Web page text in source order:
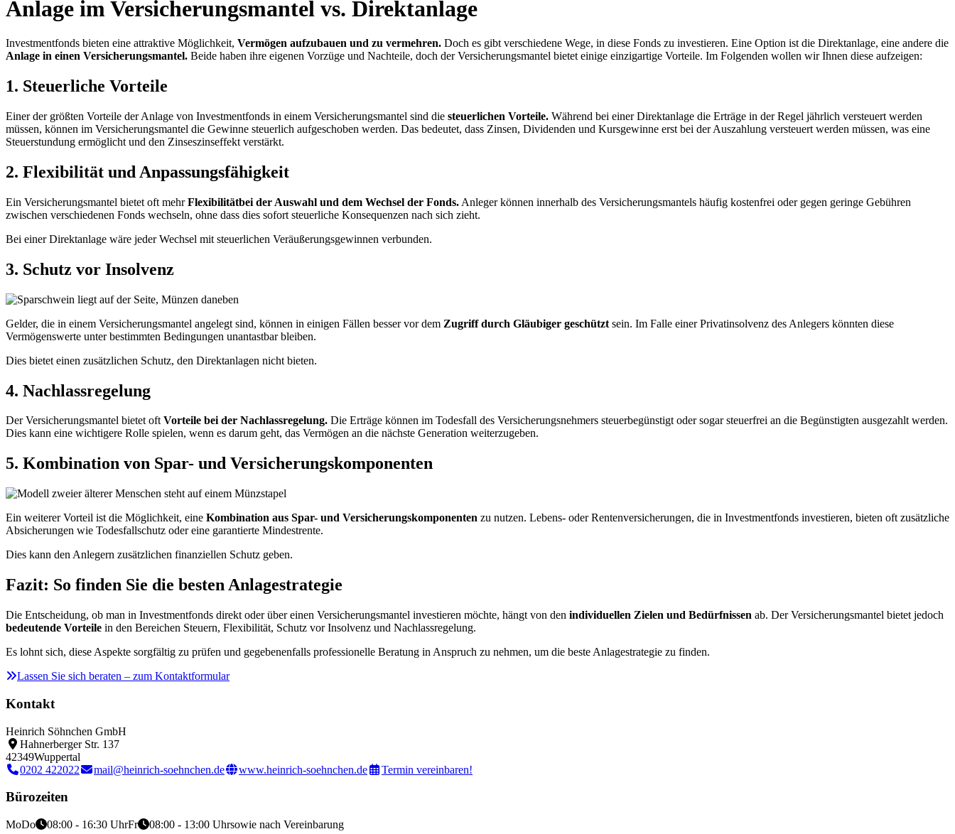
Anlage im Versicherungsmantel vs. Direktanlage
Investmentfonds bieten eine attraktive Möglichkeit, Vermögen aufzubauen und zu vermehren. Doch es gibt verschiedene Wege, in diese Fonds zu investieren. Eine Option ist die Direktanlage, eine andere die
Anlage in einen Versicherungsmantel. Beide haben ihre eigenen Vorzüge und Nachteile, doch der Versicherungsmantel bietet einige einzigartige Vorteile. Im Folgenden wollen wir Ihnen diese aufzeigen:
1. Steuerliche Vorteile
Einer der größten Vorteile der Anlage von Investmentfonds in einem Versicherungsmantel sind die steuerlichen Vorteile. Während bei einer Direktanlage die Erträge in der Regel jährlich versteuert werden
müssen, können im Versicherungsmantel die Gewinne steuerlich aufgeschoben werden. Das bedeutet, dass Zinsen, Dividenden und Kursgewinne erst bei der Auszahlung versteuert werden müssen, was eine
Steuerstundung ermöglicht und den Zinseszinseffekt verstärkt.
2. Flexibilität und Anpassungsfähigkeit
Ein Versicherungsmantel bietet oft mehrFlexibilitätbei der Auswahl und dem Wechsel der Fonds. Anleger können innerhalb des Versicherungsmantels häufig kostenfrei oder gegen geringe Gebühren
zwischen verschiedenen Fonds wechseln, ohne dass dies sofort steuerliche Konsequenzen nach sich zieht.
Bei einer Direktanlage wäre jeder Wechsel mit steuerlichen Veräußerungsgewinnen verbunden.
3. Schutz vor Insolvenz
Gelder, die in einem Versicherungsmantel angelegt sind, können in einigen Fällen besser vor dem Zugriff durch Gläubiger geschützt sein. Im Falle einer Privatinsolvenz des Anlegers könnten diese
Vermögenswerte unter bestimmten Bedingungen unantastbar bleiben.
Dies bietet einen zusätzlichen Schutz, den Direktanlagen nicht bieten.
4. Nachlassregelung
Der Versicherungsmantel bietet oftVorteile bei der Nachlassregelung. Die Erträge können im Todesfall des Versicherungsnehmers steuerbegünstigt oder sogar steuerfrei an die Begünstigten ausgezahlt werden.
Dies kann eine wichtigere Rolle spielen, wenn es darum geht, das Vermögen an die nächste Generation weiterzugeben.
5. Kombination von Spar- und Versicherungskomponenten
Ein weiterer Vorteil ist die Möglichkeit, eine Kombination aus Spar- und Versicherungskomponenten zu nutzen. Lebens- oder Rentenversicherungen, die in Investmentfonds investieren, bieten oft zusätzliche
Absicherungen wie Todesfallschutz oder eine garantierte Mindestrente.
Dies kann den Anlegern zusätzlichen finanziellen Schutz geben.
Fazit: So finden Sie die besten Anlagestrategie
Die Entscheidung, ob man in Investmentfonds direkt oder über einen Versicherungsmantel investieren möchte, hängt von den individuellen Zielen und Bedürfnissen ab. Der Versicherungsmantel bietet jedoch
bedeutende Vorteile in den Bereichen Steuern, Flexibilität, Schutz vor Insolvenz und Nachlassregelung.
Es lohnt sich, diese Aspekte sorgfältig zu prüfen und gegebenenfalls professionelle Beratung in Anspruch zu nehmen, um die beste Anlagestrategie zu finden.
Lassen Sie sich beraten – zum Kontaktformular
Kontakt
Heinrich Söhnchen GmbH
Hahnerberger Str. 137
42349Wuppertal
0202 422022
mail@heinrich-soehnchen.de www.heinrich-soehnchen.de Termin vereinbaren!
Bürozeiten
MoDo 08:00 - 16:30 UhrFr 08:00 - 13:00 Uhrsowie nach Vereinbarung